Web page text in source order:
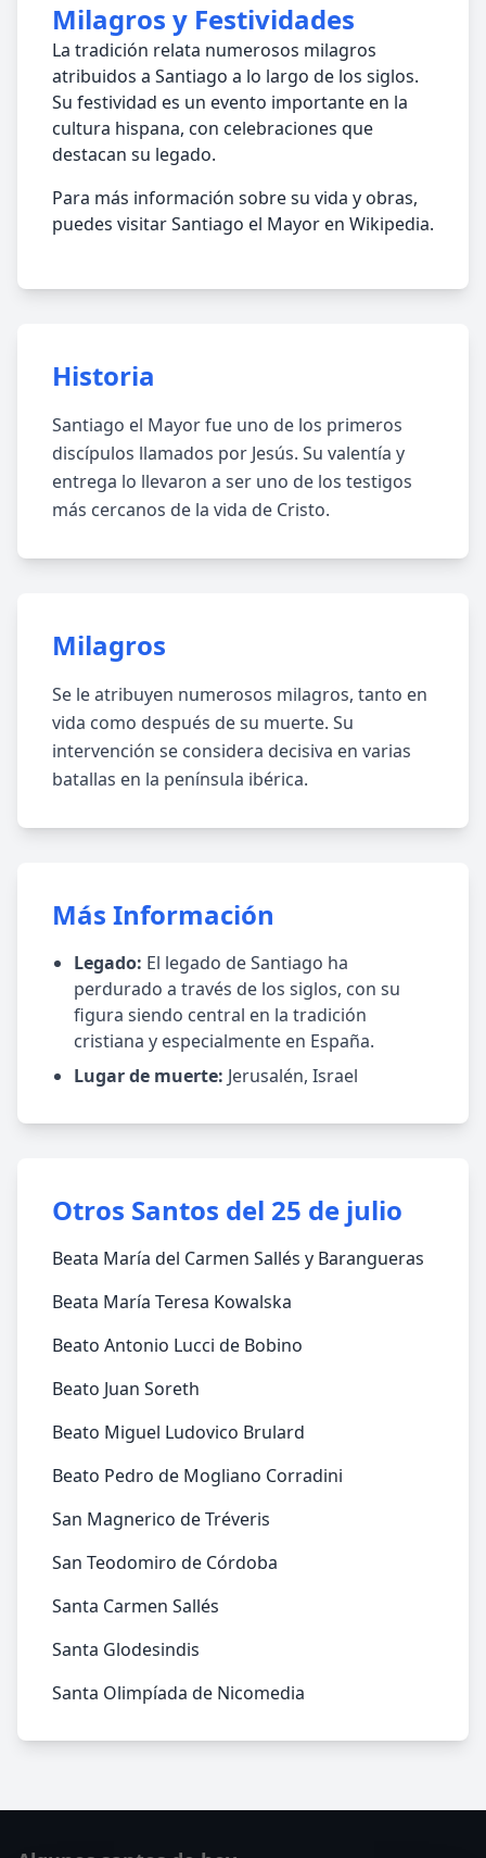
Milagros y Festividades
La tradición relata numerosos milagros
atribuidos a Santiago a lo largo de los siglos.
Su festividad es un evento importante en la
cultura hispana, con celebraciones que
destacan su legado.
Para más información sobre su vida y obras,
puedes visitar Santiago el Mayor en Wikipedia.
Historia
Santiago el Mayor fue uno de los primeros
discípulos llamados por Jesús. Su valentía y
entrega lo llevaron a ser uno de los testigos
más cercanos de la vida de Cristo.
Milagros
Se le atribuyen numerosos milagros, tanto en
vida como después de su muerte. Su
intervención se considera decisiva en varias
batallas en la península ibérica.
Más Información
Legado: El legado de Santiago ha
perdurado a través de los siglos, con su
figura siendo central en la tradición
cristiana y especialmente en España.
Lugar de muerte: Jerusalén, Israel
Otros Santos del 25 de julio
Beata María del Carmen Sallés y Barangueras
Beata María Teresa Kowalska
Beato Antonio Lucci de Bobino
Beato Juan Soreth
Beato Miguel Ludovico Brulard
Beato Pedro de Mogliano Corradini
San Magnerico de Tréveris
San Teodomiro de Córdoba
Santa Carmen Sallés
Santa Glodesindis
Santa Olimpíada de Nicomedia